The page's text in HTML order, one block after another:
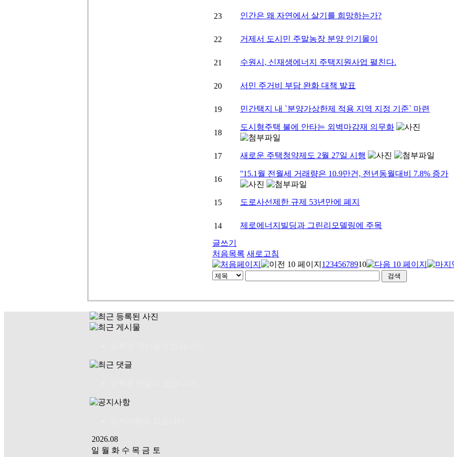
23 인간은 왜 자연에서 살기를 희망하는가?
22 거제서 도시민 주말농장 분양 인기몰이
21 수원시, 신재생에너지 주택지원사업 펼친다.
20 서민 주거비 부담 완화 대책 발표
19 민간택지 내 `분양가상한제 적용 지역 지정 기준` 마련
18
도시형주택 불에 안타는 외벽마감재 의무화
17 새로운 주택청약제도 2월 27일 시행
16
''15.1월 전월세 거래량은 10.9만건, 전년동월대비 7.8% 증가
15 도로사선제한 규제 53년만에 폐지
14 제로에너지빌딩과 그린리모델링에 주목
글쓰기
처음목록 새로고침
1 2345678910
2026.08
일 월 화 수 목 금 토